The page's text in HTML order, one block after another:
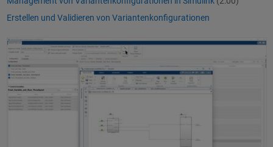
Erstellen und Validieren von Variantenkonfigurationen
Verwendung des Variant Manager in Simulink, Teil 2: Analyse und